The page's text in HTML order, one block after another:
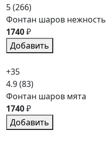
5(266)
Фонтан шаров нежность
1740₽
Добавить
+35
4.9(83)
Фонтан шаров мята
1740₽
Добавить